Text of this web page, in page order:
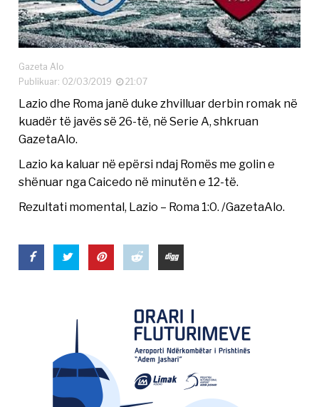
Gazeta Alo
Publikuar: 02/03/2019
21:07
Lazio dhe Roma janë duke zhvilluar derbin romak në
kuadër të javës së 26-të, në Serie A, shkruan
GazetaAlo.
Lazio ka kaluar në epërsi ndaj Romës me golin e
shënuar nga Caicedo në minutën e 12-të.
Rezultati momental, Lazio – Roma 1:0. /GazetaAlo.